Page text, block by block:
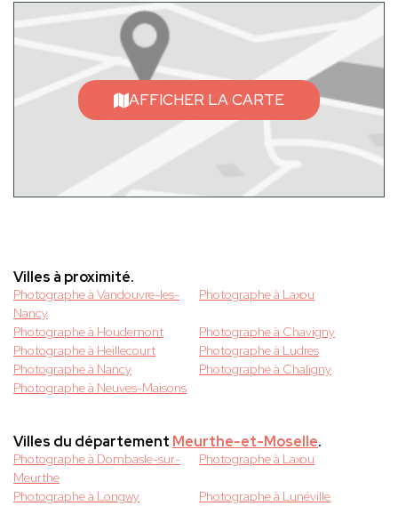
AFFICHER LA CARTE
Villes à proximité.
Photographe à Vandouvre-les-
Nancy
Photographe à Laxou
Photographe à Houdemont
Photographe à Chavigny
Photographe à Heillecourt
Photographe à Ludres
Photographe à Nancy
Photographe à Chaligny
Photographe à Neuves-Maisons
Villes du département Meurthe-et-Moselle.
Photographe à Dombasle-sur-
Meurthe
Photographe à Laxou
Photographe à Longwy
Photographe à Lunéville